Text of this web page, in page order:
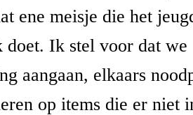
ene meisje die het
doet. Ik stel voor dat we
aangaan, elkaars
op items die er niet